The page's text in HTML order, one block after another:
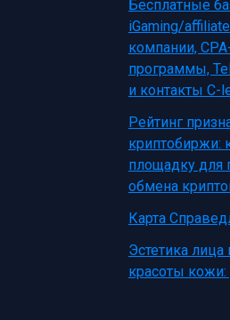
Бесплатные
iGaming/
компании,
программы,
и контакты C-
Рейтинг
криптобиржи:
площадку для
обмена
Карта
Эстетика лица
красоты кожи: